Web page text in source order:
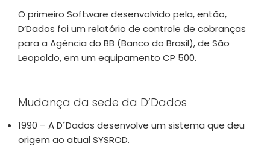
O primeiro Software desenvolvido pela, então,
D’Dados foi um relatório de controle de cobranças
para a Agência do BB (Banco do Brasil), de São
Leopoldo, em um equipamento CP 500.
Mudança da sede da D’Dados
1990 – A D´Dados desenvolve um sistema que deu
origem ao atual SYSROD.